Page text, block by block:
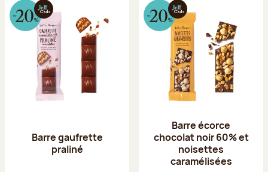
Barre gaufrette
praliné
Barre écorce
chocolat noir 60% et
noisettes
caramélisées